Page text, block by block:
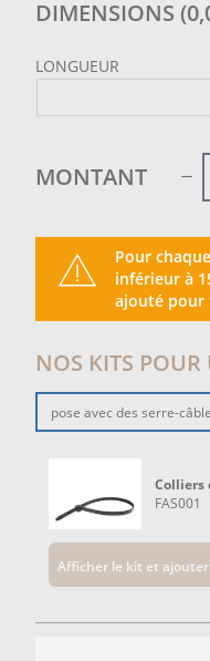
même temps
Idéal pour:
espaces extérieurs
Bâche PRIVACY
représentant une
esthétiquement
vie des espaces
DIMENSIONS (
LONGUEUR
MONTANT
Pour
inférieur à
ajouté pour
NOS KITS POUR
pose avec des serre-
Colliers
FAS001
Afficher le kit et ajouter